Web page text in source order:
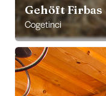
Gehöft Firbas
Cogetinci